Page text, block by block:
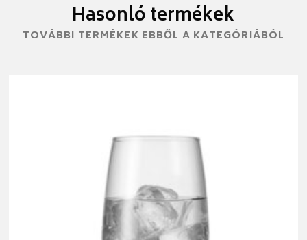
Hasonló termékek
TOVÁBBI TERMÉKEK EBBŐL A KATEGÓRIÁBÓL